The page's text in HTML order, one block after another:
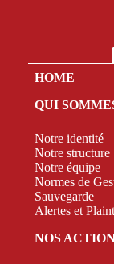
HOME
QUI
Notre identité
Notre structure
Notre équipe
Normes de
Sauvegarde
Alertes et
NOS